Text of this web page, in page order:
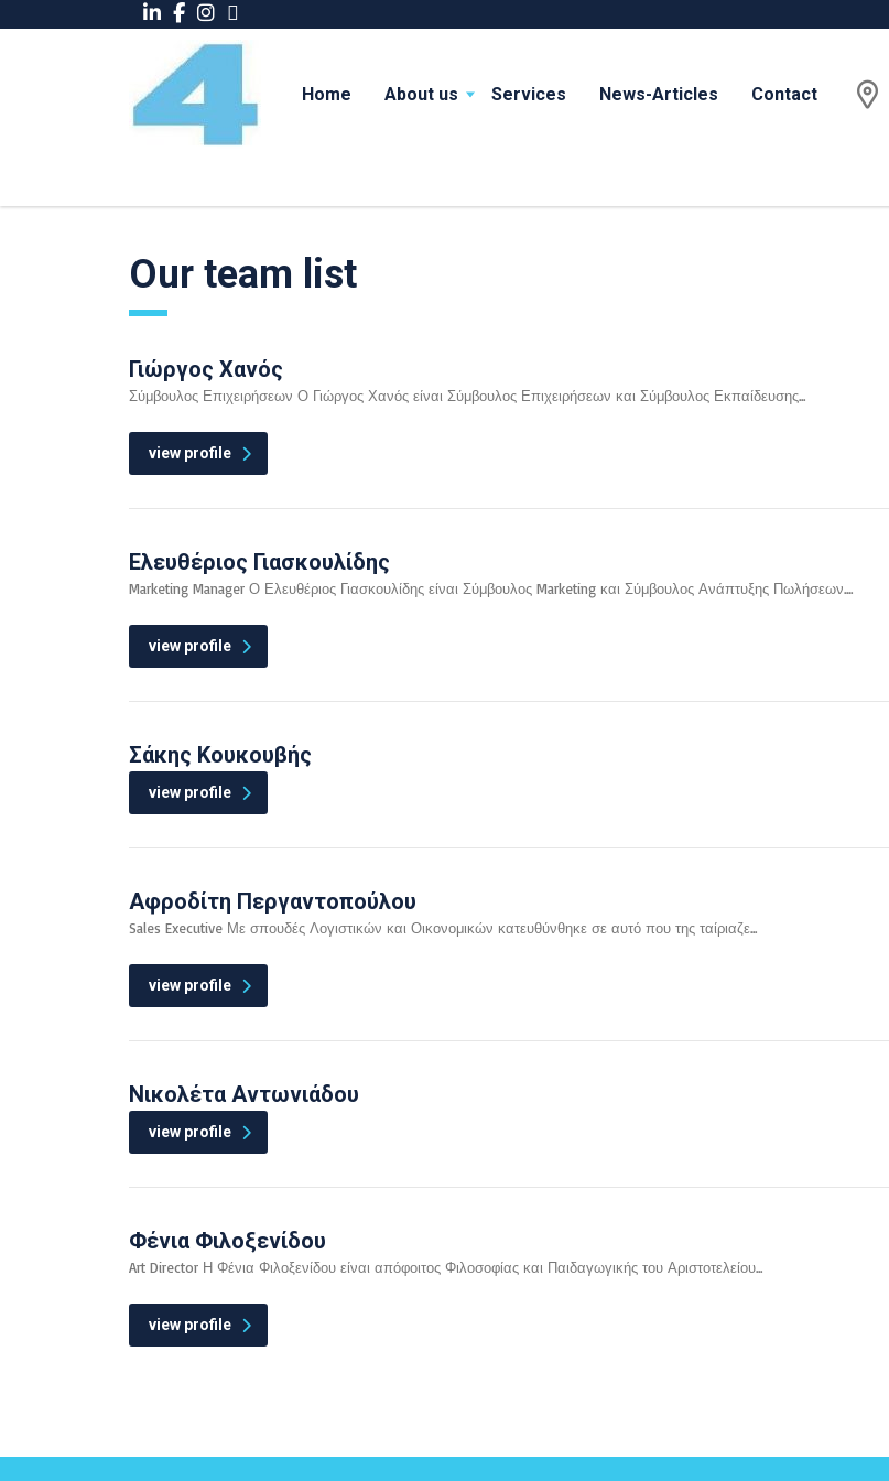
Home About us Services News-Articles Contact
Our team list
Γιώργος Χανός
Σύμβουλος Επιχειρήσεων Ο Γιώργος Χανός είναι Σύμβουλος Επιχειρήσεων και Σύμβουλος Εκπαίδευσης...
view profile
Ελευθέριος Γιασκουλίδης
Marketing Manager Ο Ελευθέριος Γιασκουλίδης είναι Σύμβουλος Marketing και Σύμβουλος Ανάπτυξης Πωλήσεων....
view profile
Σάκης Κουκουβής
view profile
Αφροδίτη Περγαντοπούλου
Sales Executive Με σπουδές Λογιστικών και Οικονομικών κατευθύνθηκε σε αυτό που της ταίριαζε...
view profile
Νικολέτα Αντωνιάδου
view profile
Φένια Φιλοξενίδου
Art Director Η Φένια Φιλοξενίδου είναι απόφοιτος Φιλοσοφίας και Παιδαγωγικής του Αριστοτελείου...
view profile